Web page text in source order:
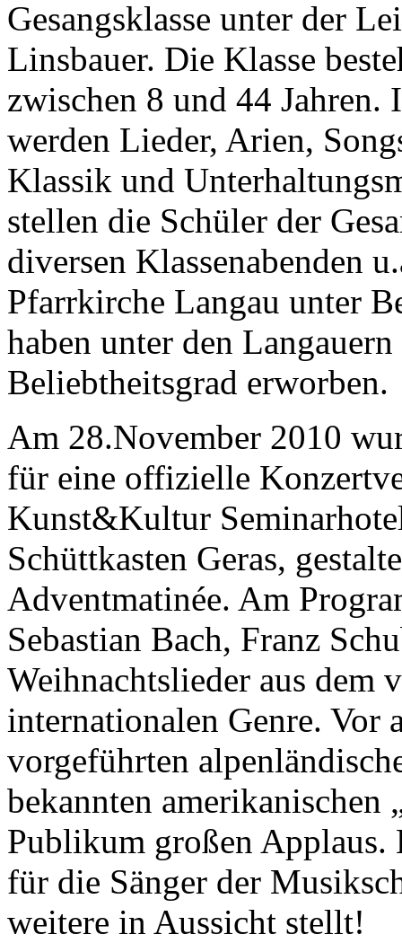
Gesangsklasse unter der
Linsbauer. Die Klasse
zwischen 8 und 44
werden Lieder, Arien,
Klassik und
stellen die Schüler der
diversen Klassenabenden
Pfarrkirche Langau unter
haben unter den
Beliebtheitsgrad erworben.
Am 28.November 2010
für eine offizielle
Kunst&Kultur
Schüttkasten Geras,
Adventmatinée. Am
Sebastian Bach, Franz
Weihnachtslieder aus dem
internationalen Genre. Vor
vorgeführten
bekannten amerikanischen
Publikum großen
für die Sänger der
weitere in Aussicht stellt!